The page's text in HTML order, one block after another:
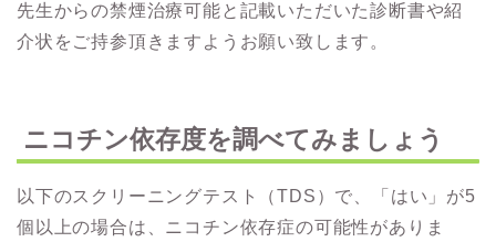
先生からの禁煙治療可能と記載いただいた診断書や紹
介状をご持参頂きますようお願い致します。
ニコチン依存度を調べてみましょう
以下のスクリーニングテスト（TDS）で、「はい」が5
個以上の場合は、ニコチン依存症の可能性がありま